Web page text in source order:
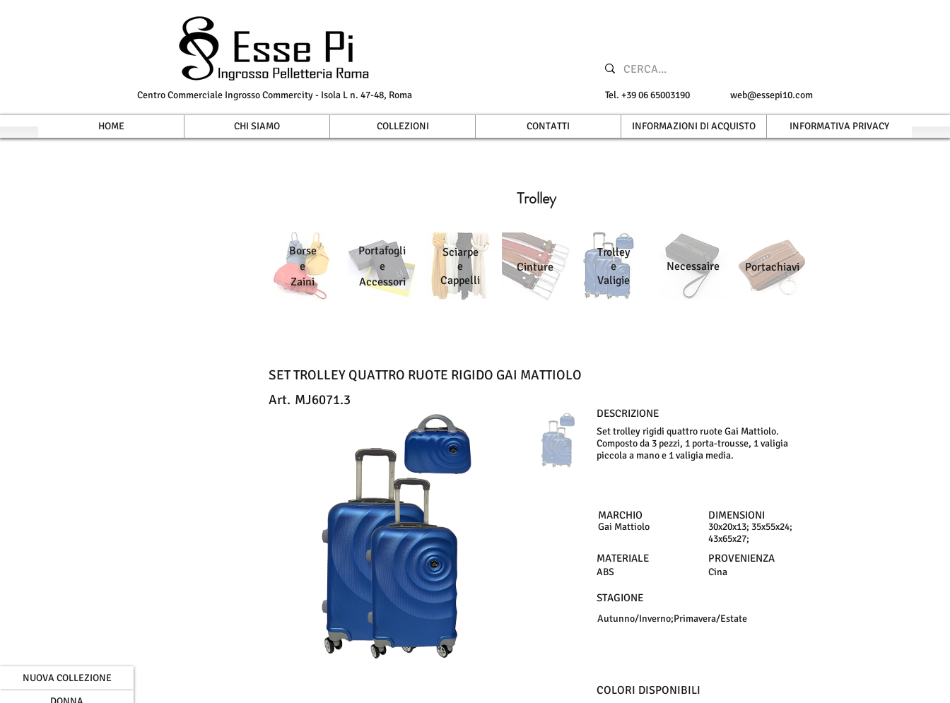
Centro Commerciale Ingrosso Commercity - Isola L n. 47-48, Roma Tel. +39 06 65003190 web@essepi10.com
HOME CHI SIAMO COLLEZIONI CONTATTI INFORMAZIONI DI ACQUISTO INFORMATIVA PRIVACY
NUOVA COLLEZIONE
Trolley
Borse
e
Zaini
Portafogli
e
Accessori
Sciarpe
e
Cappelli
Cinture
Trolley
e
Valigie
Necessaire Portachiavi
SET TROLLEY QUATTRO RUOTE RIGIDO GAI MATTIOLO
Art. MJ6071.3
DESCRIZIONE
Set trolley rigidi quattro ruote Gai Mattiolo.
Composto da 3 pezzi, 1 porta-trousse, 1 valigia
piccola a mano e 1 valigia media.
MARCHIO DIMENSIONI
30x20x13; 35x55x24;
43x65x27;
Gai Mattiolo
MATERIALE
ABS
PROVENIENZA
Cina
STAGIONE
Autunno/Inverno;Primavera/Estate
COLORI DISPONIBILI